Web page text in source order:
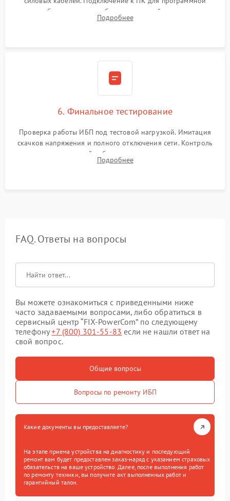
калибровки констант батареи, настройки порогов
срабатывания AVR и сброса счетчиков старения АКБ.
Подробнее
6. Финальное тестирование
Проверка работы ИБП под тестовой нагрузкой. Имитация
скачков напряжения и полного отключения сети. Контроль
времени автономной работы, температурного режима и
корректности формы выходного сигнала.
Подробнее
FAQ. Ответы на вопросы
Вы можете ознакомиться с приведенными ниже
часто задаваемыми вопросами, либо обратиться в
сервисный центр “FIX-PowerCom” по следующему
телефону+7 (800) 301-55-83 если не нашли ответ на
свой вопрос.
Общие вопросы
Вопросы по ремонту ИБП
Какие документы вы предоставляете?
На этапе приема устройства на диагностику и последующий
ремонт вам будет предоставлен заказ-наряд с указанием страховых
обязательств на ваше устройство. Далее, после выполнения работ
по ремонту техники, вы получите акт выполненных работ и
гарантийный талон.